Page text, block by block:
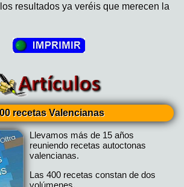
resultados ya veréis que merecen la
recetas Valencianas
Llevamos más de 15 años
reuniendo recetas autoctonas
valencianas.
Las 400 recetas constan de dos
volúmenes.